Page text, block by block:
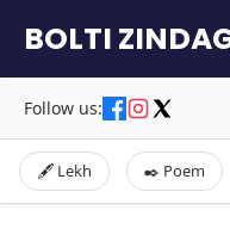
content
BOLTI
Follow us:
🖋️ Lekh ✒️ Poem